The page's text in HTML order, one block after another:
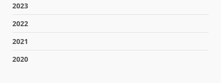
2023
2022
2021
2020